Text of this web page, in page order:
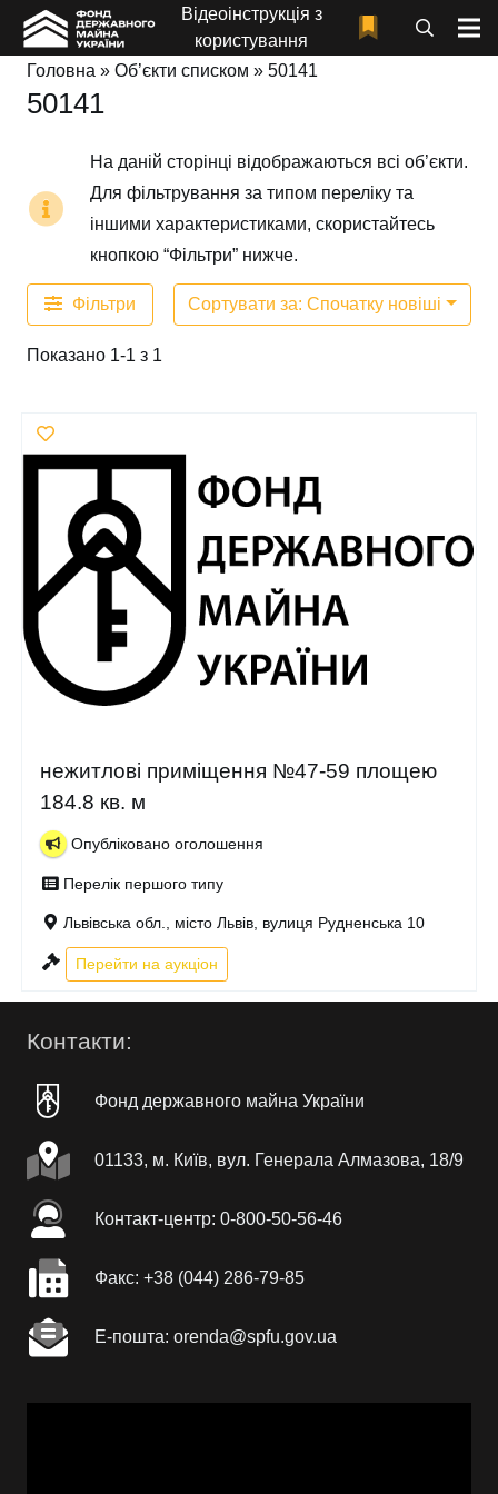
Відеоінструкція з
користування
Головна » Об’єкти списком » 50141
50141
На даній сторінці відображаються всі об’єкти.
Для фільтрування за типом переліку та
іншими характеристиками, скористайтесь
кнопкою “Фільтри” нижче.
Фільтри
Показано 1-1 з 1
Сортувати за: Спочатку новіші
нежитлові приміщення №47-59 площею
184.8 кв. м
Опубліковано оголошення
Перелік першого типу
Львівська обл., місто Львів, вулиця Рудненська 10
Перейти на аукціон
Контакти:
Фонд державного майна України
01133, м. Київ, вул. Генерала Алмазова, 18/9
Контакт-центр: 0-800-50-56-46
Факc: +38 (044) 286-79-85
Е-пошта: orenda@spfu.gov.ua